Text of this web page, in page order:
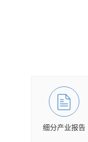
细分产业报告